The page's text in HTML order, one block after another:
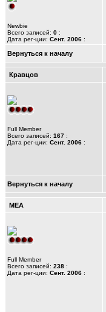
Newbie
Всего записей: 0 :
Дата рег-ции: Сент. 2006 :
Вернуться к началу
Кравцов
Full Member
Всего записей: 167 :
Дата рег-ции: Сент. 2006 :
Вернуться к началу
MEA
Full Member
Всего записей: 238 :
Дата рег-ции: Сент. 2006 :